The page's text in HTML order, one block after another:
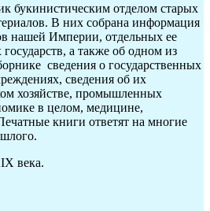
букинистическим отделом старых
В них собрана информация
нашей Империи, отдельных ее
а также об одном из
сведения о государственных
сведения об их
хозяйстве, промышленных
в целом, медицине,
книги ответят на многие
века.